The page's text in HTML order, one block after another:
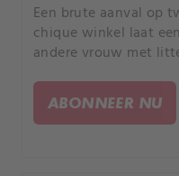
Een brute aanval op
chique winkel laat
andere vrouw met
brengen bizarre
schokkende waarheid.
ABONNEER NU